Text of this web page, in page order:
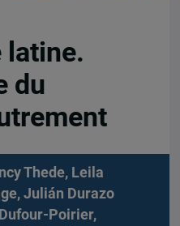
latine.
du
Thede, Leila
, Julián Durazo
Poirier,